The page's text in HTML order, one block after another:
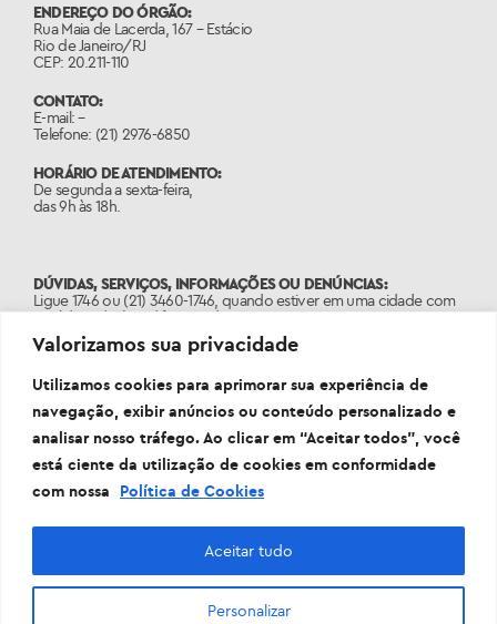
Valorizamos sua privacidade
Utilizamos cookies para aprimorar sua experiência de
navegação, exibir anúncios ou conteúdo personalizado e
analisar nosso tráfego. Ao clicar em “Aceitar todos”, você
está ciente da utilização de cookies em conformidade
com nossa
Política de Cookies
Personalizar
Aceitar tudo
ENDEREÇO DO ÓRGÃO:
Rua Maia de Lacerda, 167 – Estácio
Rio de Janeiro/RJ
CEP: 20.211-110
CONTATO:
E-mail: –
Telefone: (21) 2976-6850
HORÁRIO DE ATENDIMENTO:
De segunda a sexta-feira,
das 9h às 18h.
DÚVIDAS, SERVIÇOS, INFORMAÇÕES OU DENÚNCIAS:
Ligue 1746 ou (21) 3460-1746, quando estiver em uma cidade com
o código de área diferente do 21.
PORTAL: